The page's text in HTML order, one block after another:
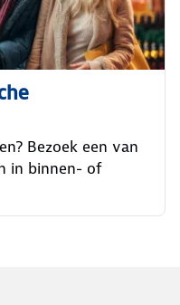
Bezoek een van
in binnen- of